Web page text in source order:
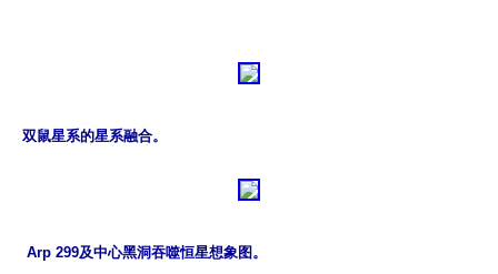
双鼠星系的星系融合。
Arp 299及中心黑洞吞噬恒星想象图。